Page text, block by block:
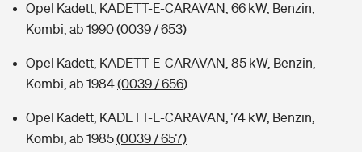
Opel Kadett, KADETT-E-CARAVAN, 66 kW, Benzin,
Kombi, ab 1990(0039 / 653)
Opel Kadett, KADETT-E-CARAVAN, 85 kW, Benzin,
Kombi, ab 1984(0039 / 656)
Opel Kadett, KADETT-E-CARAVAN, 74 kW, Benzin,
Kombi, ab 1985(0039 / 657)